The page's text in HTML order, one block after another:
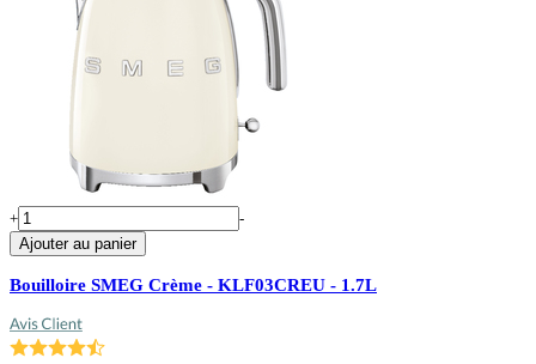
+
-
Ajouter au panier
Bouilloire SMEG Crème - KLF03CREU - 1.7L